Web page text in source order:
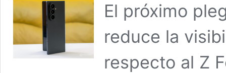
El próximo
reduce la
respecto al Z